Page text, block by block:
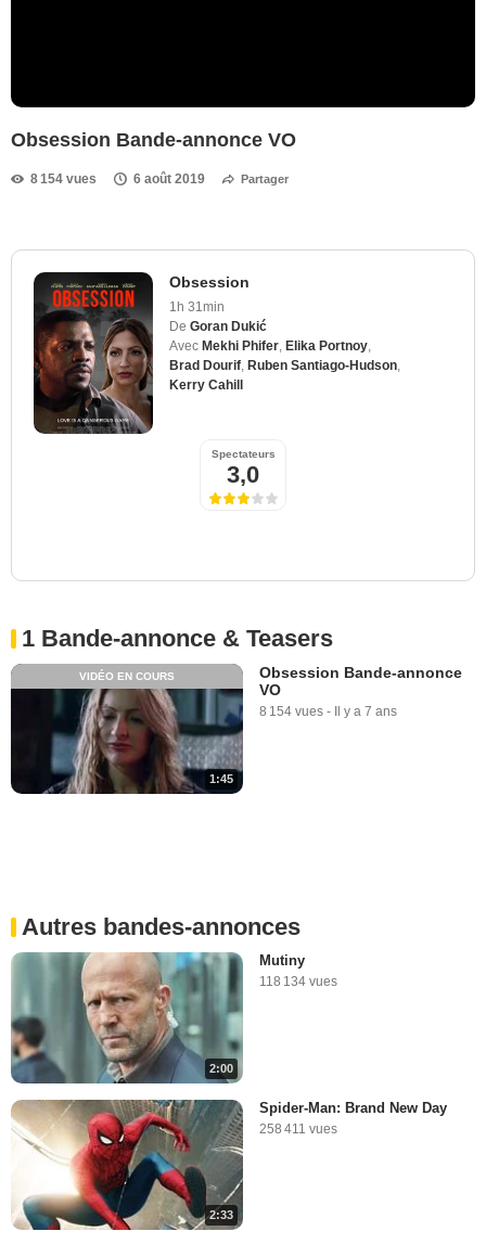
Obsession Bande-annonce VO
8 154 vues 6 août 2019 Partager
Obsession
1h 31min
De Goran Dukić
Avec Mekhi Phifer Elika Portnoy
Brad Dourif Ruben Santiago-Hudson
Kerry Cahill
Spectateurs
3,0
1 Bande-annonce & Teasers
1:45
VIDÉO EN COURS
Obsession Bande-annonce
VO
8 154 vues - Il y a 7 ans
Autres bandes-annonces
2:00
Mutiny
118 134 vues
2:33
Spider-Man: Brand New Day
258 411 vues